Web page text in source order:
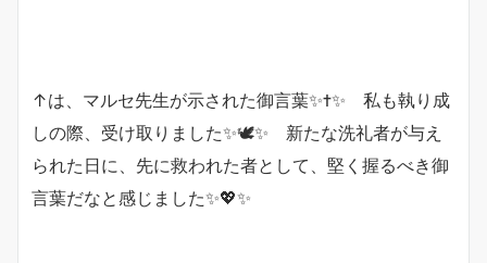
↑は、マルセ先生が示された御言葉✨✝️✨ 私も執り成
しの際、受け取りました✨🕊✨ 新たな洗礼者が与え
られた日に、先に救われた者として、堅く握るべき御
言葉だなと感じました✨💖✨